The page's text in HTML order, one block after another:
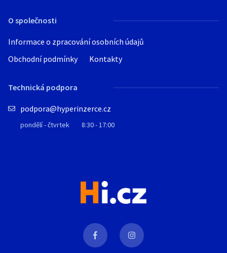
O společnosti
Informace o zpracování osobních údajů
Obchodní podmínky
Kontakty
Technická podpora
podpora@hyperinzerce.cz
pondělí - čtvrtek 8:30 - 17:00